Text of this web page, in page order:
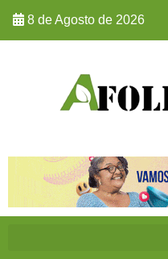
8 de Agosto de 2026